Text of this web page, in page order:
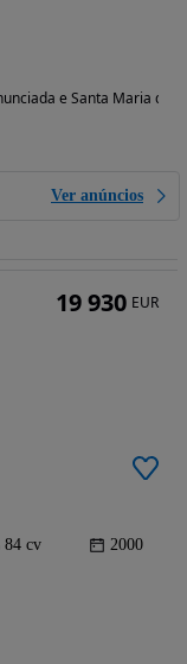
e Santa Maria da
Ver anúncios
84 cv 2000
19 930 EUR